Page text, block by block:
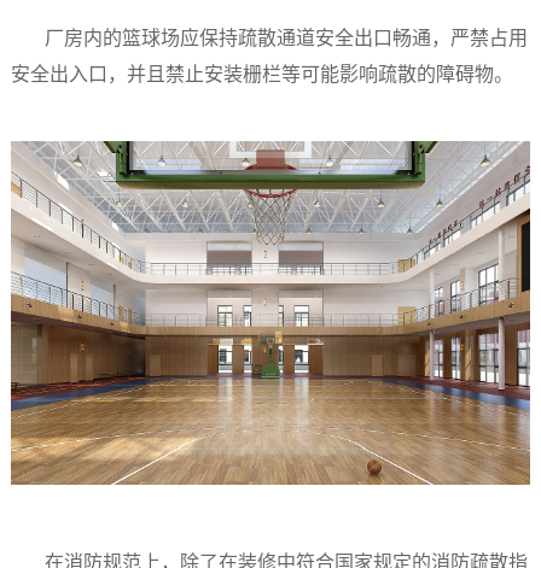
厂房内的篮球场应保持疏散通道安全出口畅通，严禁占用
安全出入口，并且禁止安装栅栏等可能影响疏散的障碍物。
在消防规范上，除了在装修中符合国家规定的消防疏散指